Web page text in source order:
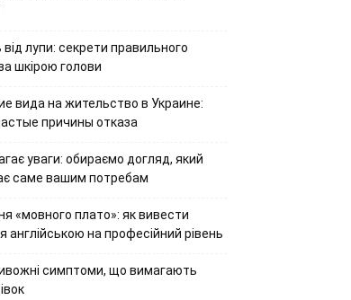
лупи: секрети правильного
шкірою голови
вида на жительство в Украине:
причины отказа
уваги: обираємо догляд, який
саме вашим потребам
«мовного плато»: як вивести
англійською на професійний рівень
симптоми, що вимагають